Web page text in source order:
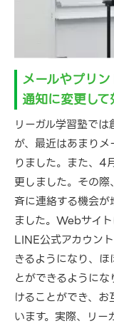
メールやプリ
通知に変更し
リーガル学習塾で
が、最近はあまり
りました。また、4
更しました。その
斉に連絡する機会
ました。Webサイ
LINE公式アカウン
きるようになり、
とができるように
けることができ、
います。実際、リ